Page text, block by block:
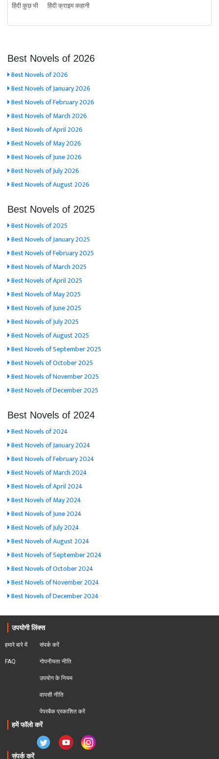
हिंदी कुछ भी
हिंदी क्राइम कहानी
Best Novels of 2026
Best Novels of 2026
Best Novels of January 2026
Best Novels of February 2026
Best Novels of March 2026
Best Novels of April 2026
Best Novels of May 2026
Best Novels of June 2026
Best Novels of July 2026
Best Novels of August 2026
Best Novels of 2025
Best Novels of 2025
Best Novels of January 2025
Best Novels of February 2025
Best Novels of March 2025
Best Novels of April 2025
Best Novels of May 2025
Best Novels of June 2025
Best Novels of July 2025
Best Novels of August 2025
Best Novels of September 2025
Best Novels of October 2025
Best Novels of November 2025
Best Novels of December 2025
Best Novels of 2024
Best Novels of 2024
Best Novels of January 2024
Best Novels of February 2024
Best Novels of March 2024
Best Novels of April 2024
Best Novels of May 2024
Best Novels of June 2024
Best Novels of July 2024
Best Novels of August 2024
Best Novels of September 2024
Best Novels of October 2024
Best Novels of November 2024
Best Novels of December 2024
उपयोगी लिंक्स
हमारे बारे में
FAQ
संपर्क करें
गोपनीयता नीति
उपयोग के नियम
वापसी नीति
पेपरबैक प्रकाशित करें
हमें फॉलो करें
संपर्क करें